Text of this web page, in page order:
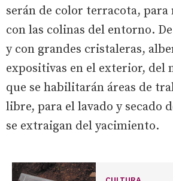
serán de color terracota, para
con las colinas del entorno.
y con grandes cristaleras,
expositivas en el exterior, del
que se habilitarán áreas de
libre, para el lavado y secado
se extraigan del yacimiento.